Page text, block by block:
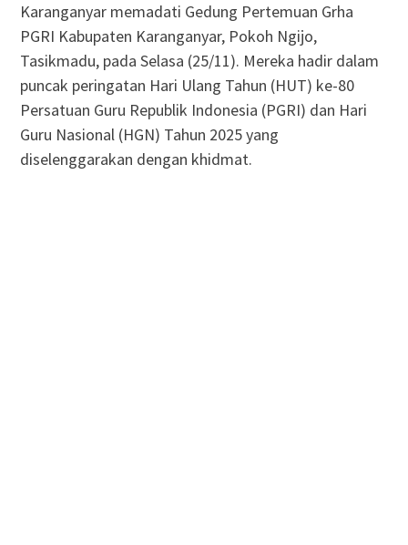
Karanganyar memadati Gedung Pertemuan Grha
PGRI Kabupaten Karanganyar, Pokoh Ngijo,
Tasikmadu, pada Selasa (25/11). Mereka hadir dalam
puncak peringatan Hari Ulang Tahun (HUT) ke-80
Persatuan Guru Republik Indonesia (PGRI) dan Hari
Guru Nasional (HGN) Tahun 2025 yang
diselenggarakan dengan khidmat.